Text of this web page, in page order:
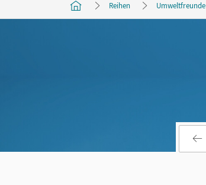
Reihen Umweltfreunde